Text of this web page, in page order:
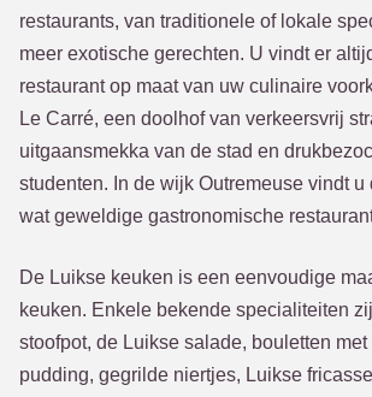
restaurants, van traditionele of lokale
meer exotische gerechten. U vindt er
restaurant op maat van uw culinaire
Le Carré, een doolhof van verkeersvrij
uitgaansmekka van de stad en
studenten. In de wijk Outremeuse vindt u
wat geweldige gastronomische
De Luikse keuken is een eenvoudige
keuken. Enkele bekende specialiteiten
stoofpot, de Luikse salade, bouletten
pudding, gegrilde niertjes, Luikse